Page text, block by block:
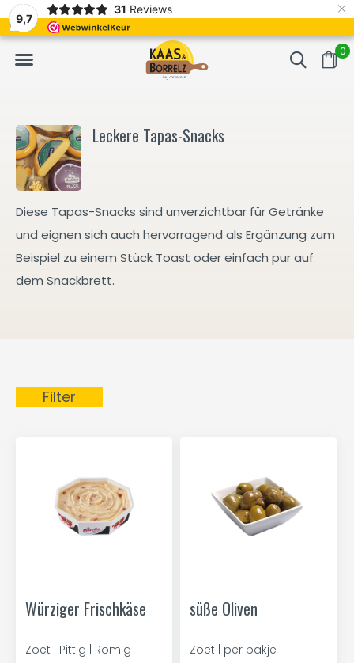
9,7
31 Reviews ×
0
Frisch geschnitten und vakuumverpackt. Meistens Lieferung
Leckere Tapas-Snacks
Diese Tapas-Snacks sind unverzichtbar für Getränke
und eignen sich auch hervorragend als Ergänzung zum
Beispiel zu einem Stück Toast oder einfach pur auf
dem Snackbrett.
Filter
Würziger Frischkäse
Zoet | Pittig | Romig
süße Oliven
Zoet | per bakje